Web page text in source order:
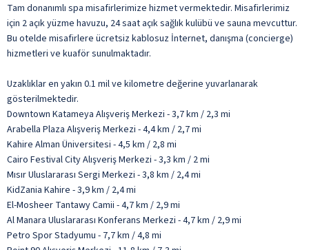
Tam donanımlı spa misafirlerimize hizmet vermektedir. Misafirlerimiz
için 2 açık yüzme havuzu, 24 saat açık sağlık kulübü ve sauna mevcuttur.
Bu otelde misafirlere ücretsiz kablosuz İnternet, danışma (concierge)
hizmetleri ve kuaför sunulmaktadır.
Uzaklıklar en yakın 0.1 mil ve kilometre değerine yuvarlanarak
gösterilmektedir.
Downtown Katameya Alışveriş Merkezi - 3,7 km / 2,3 mi
Arabella Plaza Alışveriş Merkezi - 4,4 km / 2,7 mi
Kahire Alman Üniversitesi - 4,5 km / 2,8 mi
Cairo Festival City Alışveriş Merkezi - 3,3 km / 2 mi
Mısır Uluslararası Sergi Merkezi - 3,8 km / 2,4 mi
KidZania Kahire - 3,9 km / 2,4 mi
El-Mosheer Tantawy Camii - 4,7 km / 2,9 mi
Al Manara Uluslararası Konferans Merkezi - 4,7 km / 2,9 mi
Petro Spor Stadyumu - 7,7 km / 4,8 mi